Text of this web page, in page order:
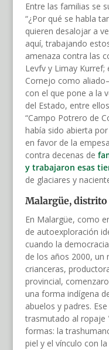
Entre las familias se
“¿Por qué se habla
quieren desalojar a
aquí, trabajando
amenaza contra las
Levfv y Limay
Cornejo como
con el que pone a la
del Estado, entre
“Campo Potrero de
había sido abierta
en favor de la empesa
contra decenas de
y trabajaron esas
de glaciares y
Malargüe, distrito
En Malargüe, como
de autoexploración
cuando la
de los años 2000,
crianceras,
provincial,
una forma indígena
abuelos y padres. Ese
trasmutado al ropaje
formas: la
piel y el vínculo con